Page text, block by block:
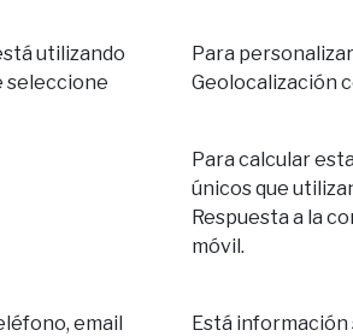
utilizando
seleccione
Para
Geolocalización
Para calcular
únicos que
Respuesta a la
móvil.
email Está información